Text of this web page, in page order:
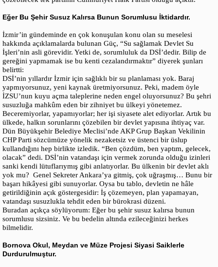
Eğer Bu Şehir Susuz Kalırsa Bunun Sorumlusu İktidardır.
İzmir’in gündeminde en çok konuşulan konu olan su meselesi
hakkında açıklamalarda bulunan Güç, “Su sağlamak Devlet Su
İşleri’nin asli görevidir. Yetki de, sorumluluk da DSİ’dedir. Bilip de
gereğini yapmamak ise bu kenti cezalandırmaktır” diyerek şunları
belirtti:
DSİ’nin yıllardır İzmir için sağlıklı bir su planlaması yok. Baraj
yapmıyorsunuz, yeni kaynak üretmiyorsunuz. Peki, madem öyle
İZSU’nun kuyu açma taleplerine neden engel oluyorsunuz? Bu şehri
susuzluğa mahkûm eden bir zihniyet bu ülkeyi yönetemez.
Beceremiyorlar, yapamıyorlar; her işi siyasete alet ediyorlar. Artık bu
ülkede, halkın sorunlarını çözebilen bir devlet yapısına ihtiyaç var.
Dün Büyükşehir Belediye Meclisi’nde AKP Grup Başkan Vekilinin
CHP Parti sözcümüze yönelik nezaketsiz ve üstenci bir üslup
kullandığını hep birlikte izledik. “Ben çözdüm, ben yaptım, gelecek,
olacak” dedi. DSİ’nin vatandaşı için vermek zorunda olduğu izinleri
sanki kendi lütuflarıymış gibi anlatıyorlar. Bu ülkenin bir devlet aklı
yok mu? Genel Sekreter Ankara’ya gitmiş, çok uğraşmış… Bunu bir
başarı hikâyesi gibi sunuyorlar. Oysa bu tablo, devletin ne hâle
getirildiğinin açık göstergesidir: İş çözemeyen, plan yapamayan,
vatandaşı susuzlukla tehdit eden bir bürokrasi düzeni.
Buradan açıkça söylüyorum: Eğer bu şehir susuz kalırsa bunun
sorumlusu sizsiniz. Ve bu bedelin altında ezileceğinizi herkes
bilmelidir.
Bornova Okul, Meydan ve Müze Projesi Siyasi Saiklerle
Durdurulmuştur.